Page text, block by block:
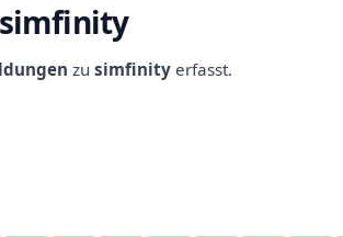
zu simfinity erfasst.